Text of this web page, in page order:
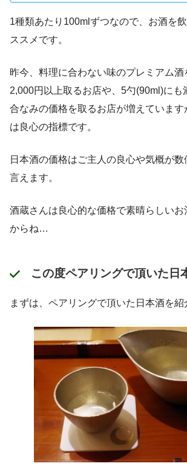
1種類あたり100mlずつなので、お酒を
ススメです。
昨今、料理に合わない味のプレミアム酒
2,000円以上取るお店や、5勺(90ml)にも
合なみの価格を取るお店が増えています
は良心の指標です。
日本酒の価格はご主人の良心や気概が数
言えます。
酒蔵さんは良心的な価格で素晴らしいお
からね…
この度ペアリングで頂いた日
まずは、ペアリングで頂いた日本酒を紹